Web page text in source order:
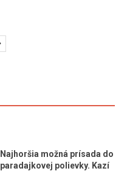
Najhoršia možná prísada do
paradajkovej polievky. Kazí